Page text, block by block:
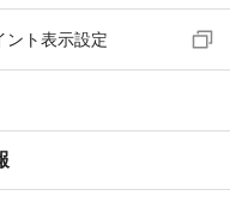
ント表示設定